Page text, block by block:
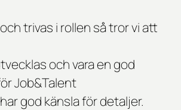
trivas i rollen så tror vi att
och vara en god
Job&Talent
god känsla för detaljer.